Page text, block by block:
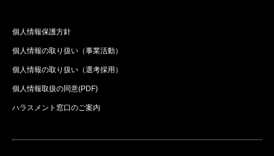
個人情報保護方針
個人情報の取り扱い（事業活動）
個人情報の取り扱い（選考採用）
個人情報取扱の同意(PDF)
ハラスメント窓口のご案内